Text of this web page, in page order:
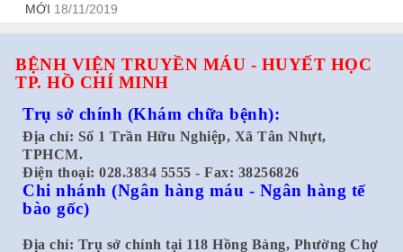
MỚI 18/11/2019
BỆNH VIỆN TRUYỀN MÁU - HUYẾT HỌC
TP. HỒ CHÍ MINH
Trụ sở chính (Khám chữa bệnh):
Địa chỉ: Số 1 Trần Hữu Nghiệp, Xã Tân Nhựt,
TPHCM.
Điện thoại: 028.3834 5555 - Fax: 38256826
Chi nhánh (Ngân hàng máu - Ngân hàng tế
bào gốc)
Địa chỉ: Trụ sở chính tại 118 Hồng Bàng, Phường Chợ